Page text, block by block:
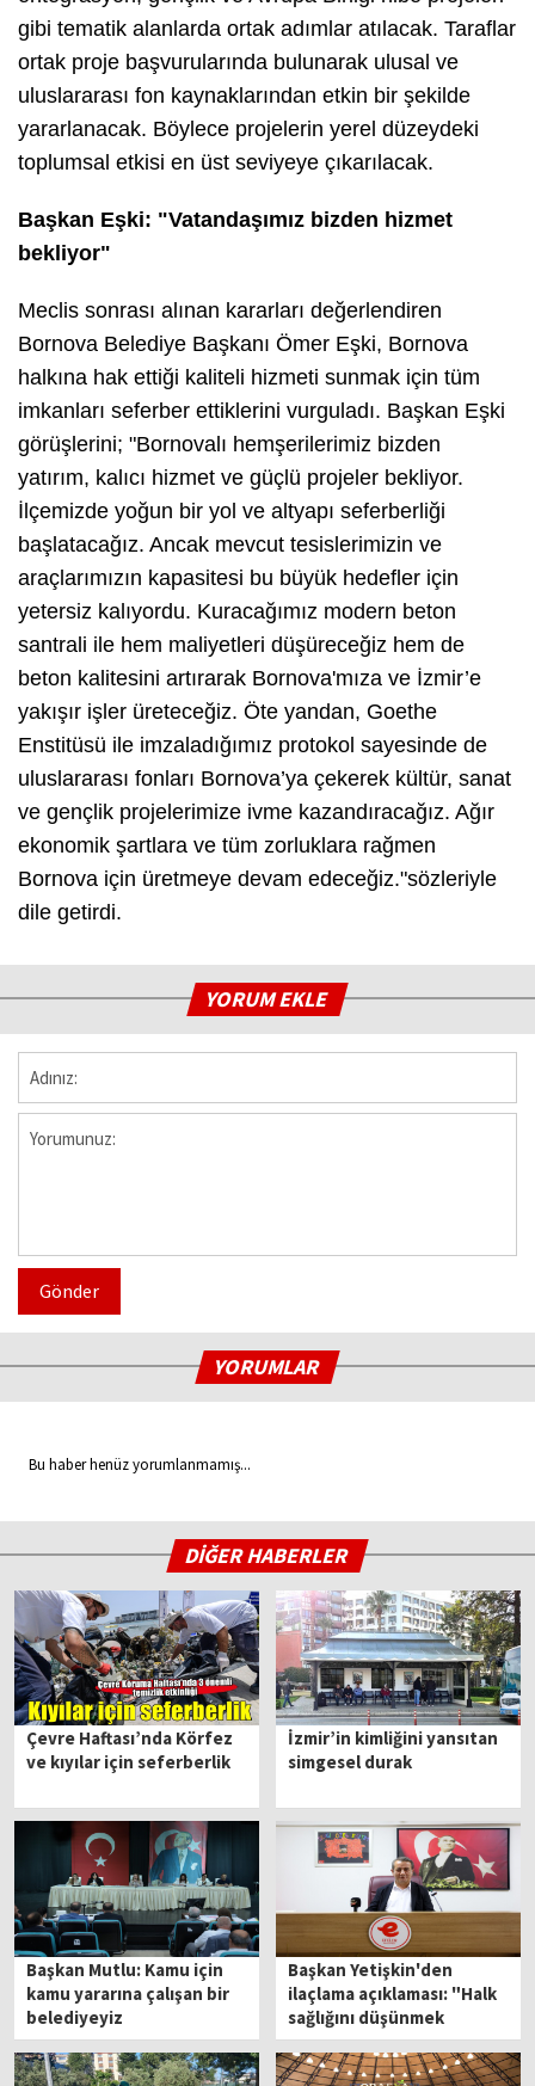
gibi tematik alanlarda ortak adımlar atılacak. Taraflar
ortak proje başvurularında bulunarak ulusal ve
uluslararası fon kaynaklarından etkin bir şekilde
yararlanacak. Böylece projelerin yerel düzeydeki
toplumsal etkisi en üst seviyeye çıkarılacak.
Başkan Eşki: "Vatandaşımız bizden hizmet
bekliyor"
Meclis sonrası alınan kararları değerlendiren
Bornova Belediye Başkanı Ömer Eşki, Bornova
halkına hak ettiği kaliteli hizmeti sunmak için tüm
imkanları seferber ettiklerini vurguladı. Başkan Eşki
görüşlerini; "Bornovalı hemşerilerimiz bizden
yatırım, kalıcı hizmet ve güçlü projeler bekliyor.
İlçemizde yoğun bir yol ve altyapı seferberliği
başlatacağız. Ancak mevcut tesislerimizin ve
araçlarımızın kapasitesi bu büyük hedefler için
yetersiz kalıyordu. Kuracağımız modern beton
santrali ile hem maliyetleri düşüreceğiz hem de
beton kalitesini artırarak Bornova'mıza ve İzmir’e
yakışır işler üreteceğiz. Öte yandan, Goethe
Enstitüsü ile imzaladığımız protokol sayesinde de
uluslararası fonları Bornova’ya çekerek kültür, sanat
ve gençlik projelerimize ivme kazandıracağız. Ağır
ekonomik şartlara ve tüm zorluklara rağmen
Bornova için üretmeye devam edeceğiz."sözleriyle
dile getirdi.
YORUM EKLE
Gönder
YORUMLAR
Bu haber henüz yorumlanmamış...
DİĞER HABERLER
Çevre Haftası’nda Körfez
ve kıyılar için seferberlik
İzmir’in kimliğini yansıtan
simgesel durak
Başkan Mutlu: Kamu için
kamu yararına çalışan bir
belediyeyiz
Başkan Yetişkin'den
ilaçlama açıklaması: "Halk
sağlığını düşünmek
zorundayız"